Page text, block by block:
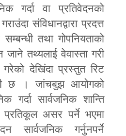
गर्दा वा प्रतिवेदनको
संविधानद्वारा प्रदत्त
सम्बन्धी तथा गोपनियताको
तथ्यलाई वेवास्ता गरी
गरेको देखिंदा प्रस्तुत रिट
छ । जांचबुझ आयोगको
गर्दा सार्वजनिक शान्ति
प्रतिकूल असर पर्ने भएमा
सार्वजनिक गर्नुनपर्ने